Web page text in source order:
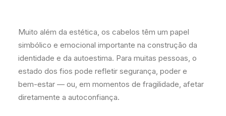
Muito além da estética, os cabelos têm um papel
simbólico e emocional importante na construção da
identidade e da autoestima. Para muitas pessoas, o
estado dos fios pode refletir segurança, poder e
bem-estar — ou, em momentos de fragilidade, afetar
diretamente a autoconfiança.